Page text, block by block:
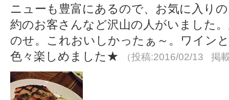
ニューも豊富にあるので、お気に入り
約のお客さんなど沢山の人がいました
のせ。これおいしかったぁ～。ワイン
色々楽しめました★
（投稿:2016/02/13 掲